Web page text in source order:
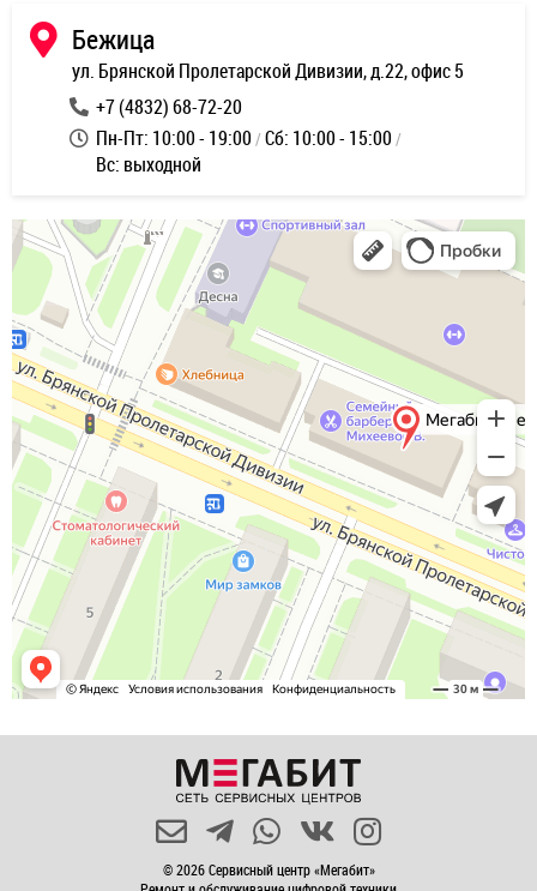
Бежица
ул. Брянской Пролетарской Дивизии, д.22, офис 5
+7 (4832) 68-72-20
Пн-Пт: 10:00 - 19:00 Сб: 10:00 - 15:00
Вс: выходной
© 2026 Сервисный центр «Мегабит»